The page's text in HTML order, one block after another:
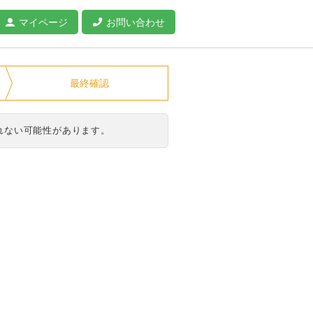
マイページ お問い合わせ
最終確認
い可能性があります。